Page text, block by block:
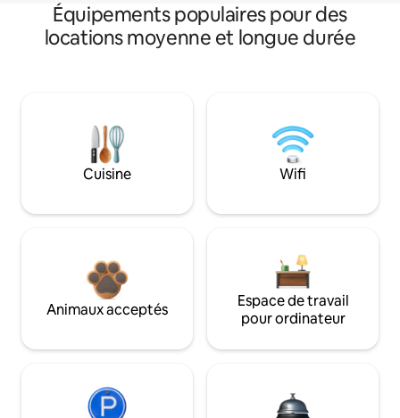
Équipements populaires pour des
locations moyenne et longue durée
Cuisine Wifi
Animaux acceptés
Espace de travail
pour ordinateur